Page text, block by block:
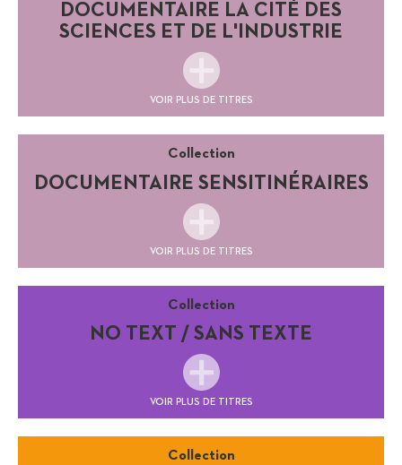
DOCUMENTAIRE LA CITÉ DES
SCIENCES ET DE L'INDUSTRIE
VOIR PLUS DE TITRES
Collection
DOCUMENTAIRE SENSITINÉRAIRES
VOIR PLUS DE TITRES
Collection
NO TEXT / SANS TEXTE
VOIR PLUS DE TITRES
Collection